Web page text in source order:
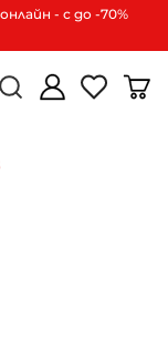
- с до -70%